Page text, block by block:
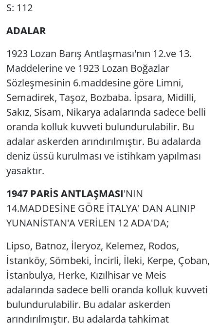
S: 112
ADALAR
1923 Lozan Barış Antlaşması'nın 12.ve 13.
Maddelerine ve 1923 Lozan Boğazlar
Sözleşmesinin 6.maddesine göre Limni,
Semadirek, Taşoz, Bozbaba. İpsara, Midilli,
Sakız, Sisam, Nikarya adalarında sadece belli
oranda kolluk kuvveti bulundurulabilir. Bu
adalar askerden arındırılmıştır. Bu adalarda
deniz üssü kurulması ve istihkam yapılması
yasaktır.
1947 PARİS ANTLAŞMASI'NIN
14.MADDESİNE GÖRE İTALYA' DAN ALINIP
YUNANİSTAN'A VERİLEN 12 ADA'DA;
Lipso, Batnoz, İleryoz, Kelemez, Rodos,
İstanköy, Sömbeki, İncirli, İleki, Kerpe, Çoban,
İstanbulya, Herke, Kızılhisar ve Meis
adalarında sadece belli oranda kolluk kuvveti
bulundurulabilir. Bu adalar askerden
arındırılmıştır. Bu adalarda tahkimat